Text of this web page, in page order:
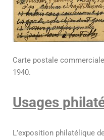
Carte postale
1940.
Usages
L’exposition philatélique